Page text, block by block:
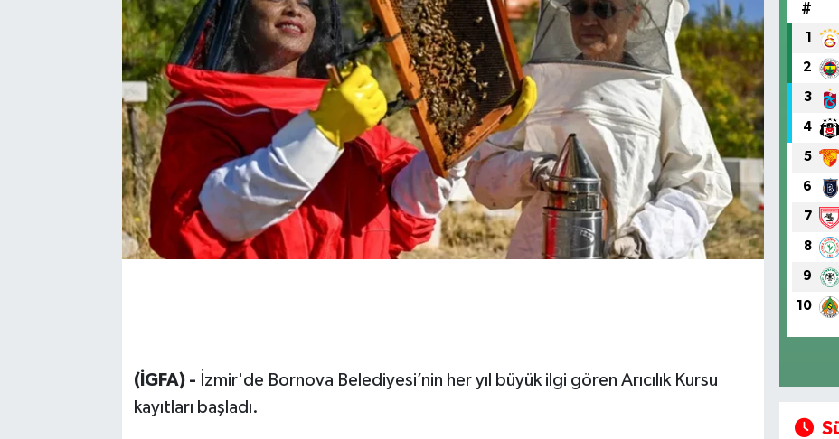
(İGFA) - İzmir'de Bornova Belediyesi’nin her yıl büyük ilgi gören Arıcılık Kursu
kayıtları başladı.
#
1
2
3
4
5
6
7
8
9
10